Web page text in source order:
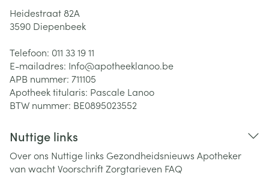
Heidestraat 82A
3590 Diepenbeek
Telefoon: 011 33 19 11
E-mailadres: Info@apotheeklanoo.be
APB nummer: 711105
Apotheek titularis: Pascale Lanoo
BTW nummer: BE0895023552
Nuttige links
Over ons Nuttige links Gezondheidsnieuws Apotheker
van wachtVoorschriftZorgtarieven FAQ